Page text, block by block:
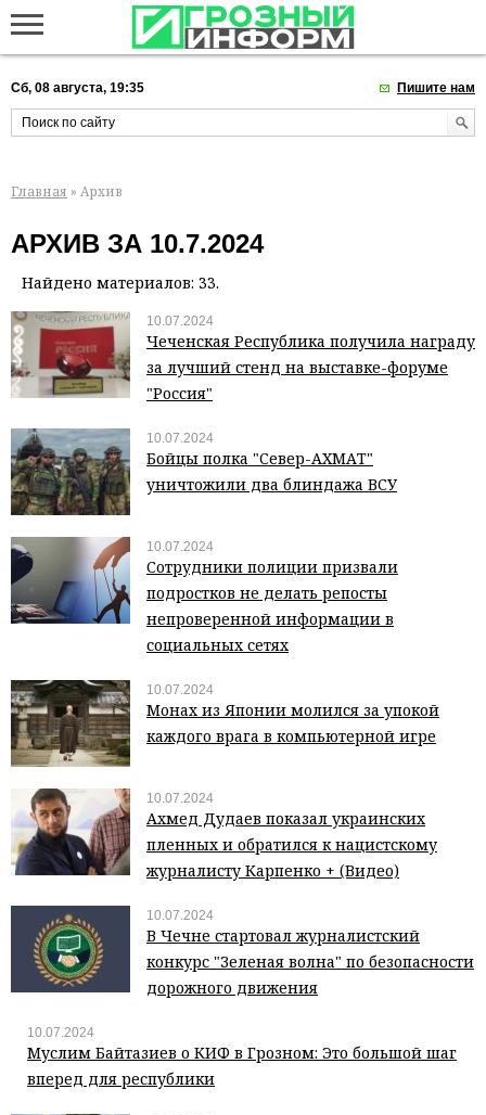
Сб, 08 августа, 19:35 Пишите нам
Главная » Архив
АРХИВ ЗА 10.7.2024
Найдено материалов: 33.
10.07.2024
Чеченская Республика получила награду
за лучший стенд на выставке-форуме
"Россия"
10.07.2024
Бойцы полка "Север-АХМАТ"
уничтожили два блиндажа ВСУ
10.07.2024
Сотрудники полиции призвали
подростков не делать репосты
непроверенной информации в
социальных сетях
10.07.2024
Монах из Японии молился за упокой
каждого врага в компьютерной игре
10.07.2024
Ахмед Дудаев показал украинских
пленных и обратился к нацистскому
журналисту Карпенко + (Видео)
10.07.2024
В Чечне стартовал журналистский
конкурс "Зеленая волна" по безопасности
дорожного движения
10.07.2024
Муслим Байтазиев о КИФ в Грозном: Это большой шаг
вперед для республики